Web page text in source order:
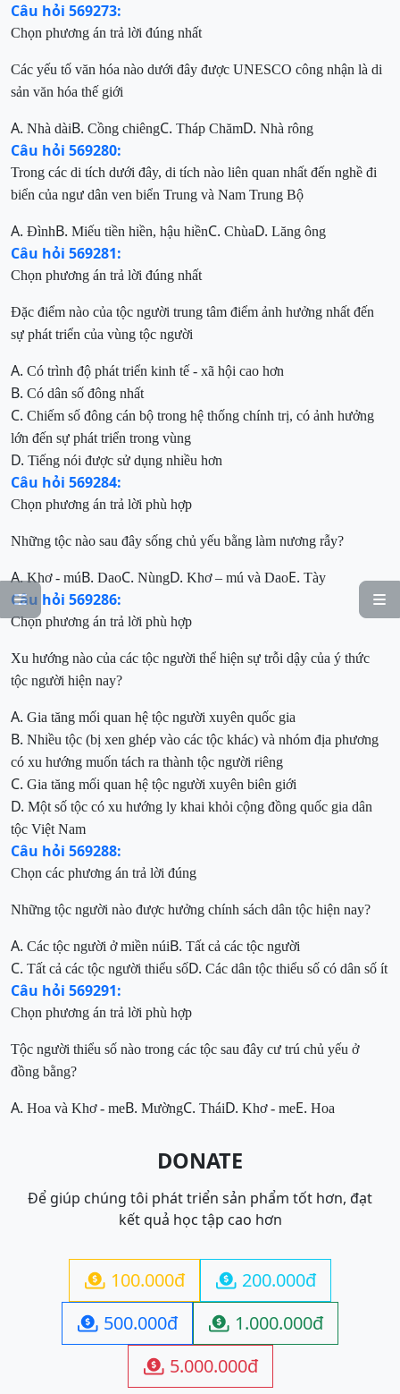


Câu hỏi 569273:
Chọn phương án trả lời đúng nhất
Các yếu tố văn hóa nào dưới đây được UNESCO công nhận là di
sản văn hóa thế giới
A. Nhà dàiB. Cồng chiêngC. Tháp ChămD. Nhà rông
Câu hỏi 569280:
Trong các di tích dưới đây, di tích nào liên quan nhất đến nghề đi
biển của ngư dân ven biển Trung và Nam Trung Bộ
A. ĐìnhB. Miếu tiền hiền, hậu hiềnC. ChùaD. Lăng ông
Câu hỏi 569281:
Chọn phương án trả lời đúng nhất
Đặc điểm nào của tộc người trung tâm điểm ảnh hưởng nhất đến
sự phát triển của vùng tộc người
A. Có trình độ phát triển kinh tế - xã hội cao hơn
B. Có dân số đông nhất
C. Chiếm số đông cán bộ trong hệ thống chính trị, có ảnh hưởng
lớn đến sự phát triển trong vùng
D. Tiếng nói được sử dụng nhiều hơn
Câu hỏi 569284:
Chọn phương án trả lời phù hợp
Những tộc nào sau đây sống chủ yếu bằng làm nương rẫy?
A.Khơ - múB. DaoC. NùngD. Khơ – mú và DaoE. Tày
Câu hỏi 569286:
Chọn phương án trả lời phù hợp
Xu hướng nào của các tộc người thể hiện sự trỗi dậy của ý thức
tộc người hiện nay?
A. Gia tăng mối quan hệ tộc người xuyên quốc gia
B. Nhiều tộc (bị xen ghép vào các tộc khác) và nhóm địa phương
có xu hướng muốn tách ra thành tộc người riêng
C. Gia tăng mối quan hệ tộc người xuyên biên giới
D. Một số tộc có xu hướng ly khai khỏi cộng đồng quốc gia dân
tộc Việt Nam
Câu hỏi 569288:
Chọn các phương án trả lời đúng
Những tộc người nào được hưởng chính sách dân tộc hiện nay?
A. Các tộc người ở miền núiB. Tất cả các tộc người
C. Tất cả các tộc người thiểu sốD. Các dân tộc thiểu số có dân số ít
Câu hỏi 569291:
Chọn phương án trả lời phù hợp
Tộc người thiểu số nào trong các tộc sau đây cư trú chủ yếu ở
đồng bằng?
A. Hoa và Khơ - meB. MườngC. TháiD. Khơ - meE. Hoa
DONATE
Để giúp chúng tôi phát triển sản phẩm tốt hơn, đạt
kết quả học tập cao hơn
 100.000đ  200.000đ
 500.000đ  1.000.000đ
 5.000.000đ